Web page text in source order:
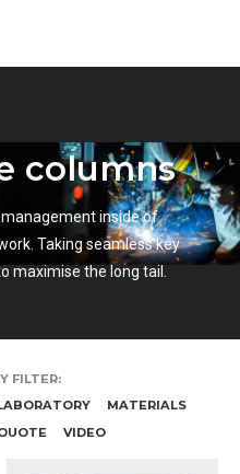
columns
inside of
Taking seamless key
maximise the long tail.
FILTER:
MATERIALS
VIDEO